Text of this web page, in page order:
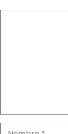
Nombre